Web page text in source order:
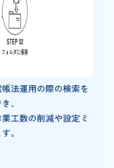
法運用の際の検索を
、
工数の削減や設定ミ
。